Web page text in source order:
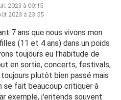
2023 à 09:15
2023 à 23:55
7 ans que nous vivons mon
(11 et 4 ans) dans un poids
toujours eu l'habitude de
en sortie, concerts, festivals,
plutôt bien passé mais
se fait beaucoup critiquer à
exemple, j'entends souvent